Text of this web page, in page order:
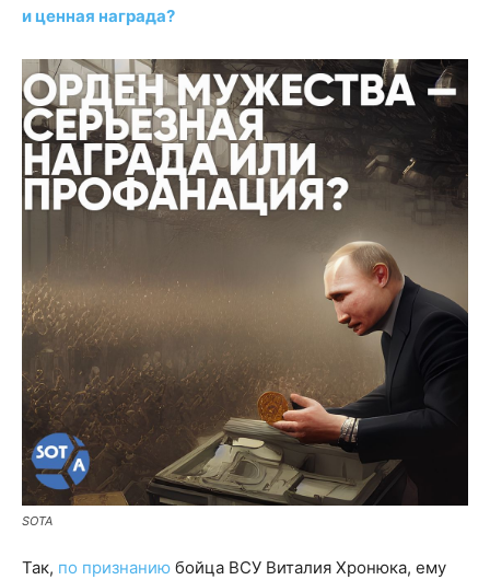
и ценная награда?
SOTA
Так, по признанию бойца ВСУ Виталия Хронюка, ему